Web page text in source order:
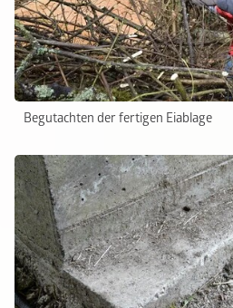
Begutachten der fertigen Eiablage